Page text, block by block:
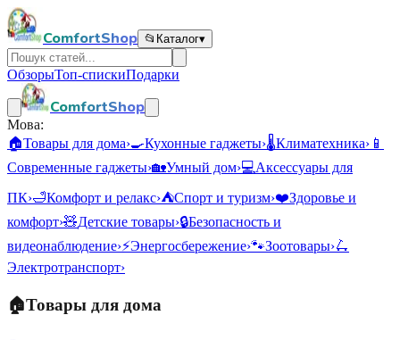
ComfortShop 📂 Каталог▾
ОбзорыТоп-спискиПодарки
ComfortShop
Мова:
🏠Товары для дома›🍳Кухонные гаджеты›🌡️Климатехника› 📱
Современные гаджеты›🏡Умный дом›💻Аксессуары для
ПК›🛁Комфорт и релакс›⛺Спорт и туризм›❤️Здоровье и
комфорт›🧸Детские товары›🔒Безопасность и
видеонаблюдение›⚡Энергосбережение›🐾Зоотовары›🛴
Электротранспорт›
🏠Товары для дома